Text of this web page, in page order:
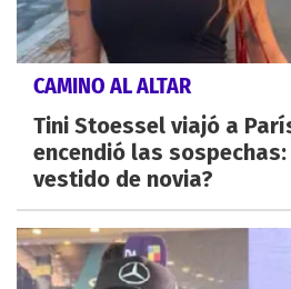
CAMINO AL ALTAR
Tini Stoessel viajó a
encendió las
vestido de novia?